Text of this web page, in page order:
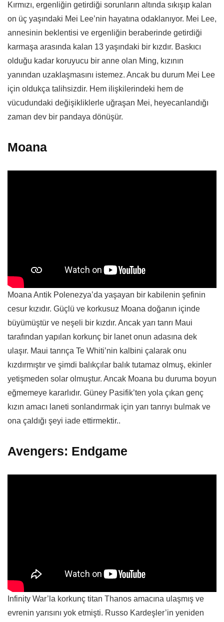
Kırmızı, ergenliğin getirdiği sorunların altında sıkışıp kalan
on üç yaşındaki Mei Lee’nin hayatına odaklanıyor. Mei Lee,
annesinin beklentisi ve ergenliğin beraberinde getirdiği
karmaşa arasında kalan 13 yaşındaki bir kızdır. Baskıcı
olduğu kadar koruyucu bir anne olan Ming, kızının
yanından uzaklaşmasını istemez. Ancak bu durum Mei Lee
için oldukça talihsizdir. Hem ilişkilerindeki hem de
vücudundaki değişikliklerle uğraşan Mei, heyecanlandığı
zaman dev bir pandaya dönüşür.
Moana
Moana Antik Polenezya’da yaşayan bir kabilenin şefinin
cesur kızıdır. Güçlü ve korkusuz Moana doğanın içinde
büyümüştür ve neşeli bir kızdır. Ancak yarı tanrı Maui
tarafından yapılan korkunç bir lanet onun adasına dek
ulaşır. Maui tanrıça Te Whiti’nin kalbini çalarak onu
kızdırmıştır ve şimdi balıkçılar balık tutamaz olmuş, ekinler
yetişmeden solar olmuştur. Ancak Moana bu duruma boyun
eğmemeye kararlıdır. Güney Pasifik’ten yola çıkan genç
kızın amacı laneti sonlandırmak için yarı tanrıyı bulmak ve
ona çaldığı şeyi iade ettirmektir..
Avengers: Endgame
Infinity War’la korkunç titan Thanos amacına ulaşmış ve
evrenin yarısını yok etmişti. Russo Kardeşler’in yeniden